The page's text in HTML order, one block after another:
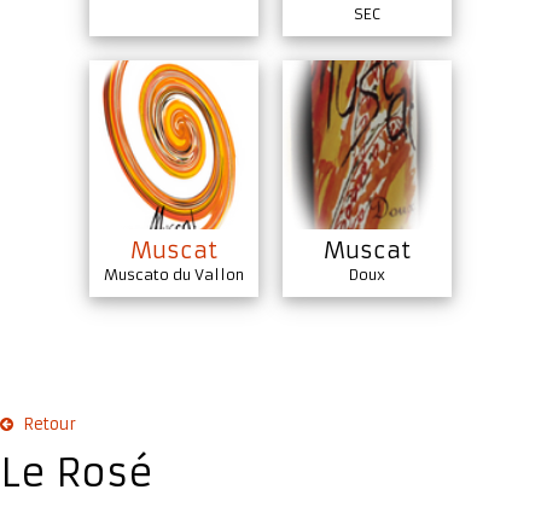
SEC
Muscat
Muscato du Vallon
Muscat
Doux
Retour
Le Rosé